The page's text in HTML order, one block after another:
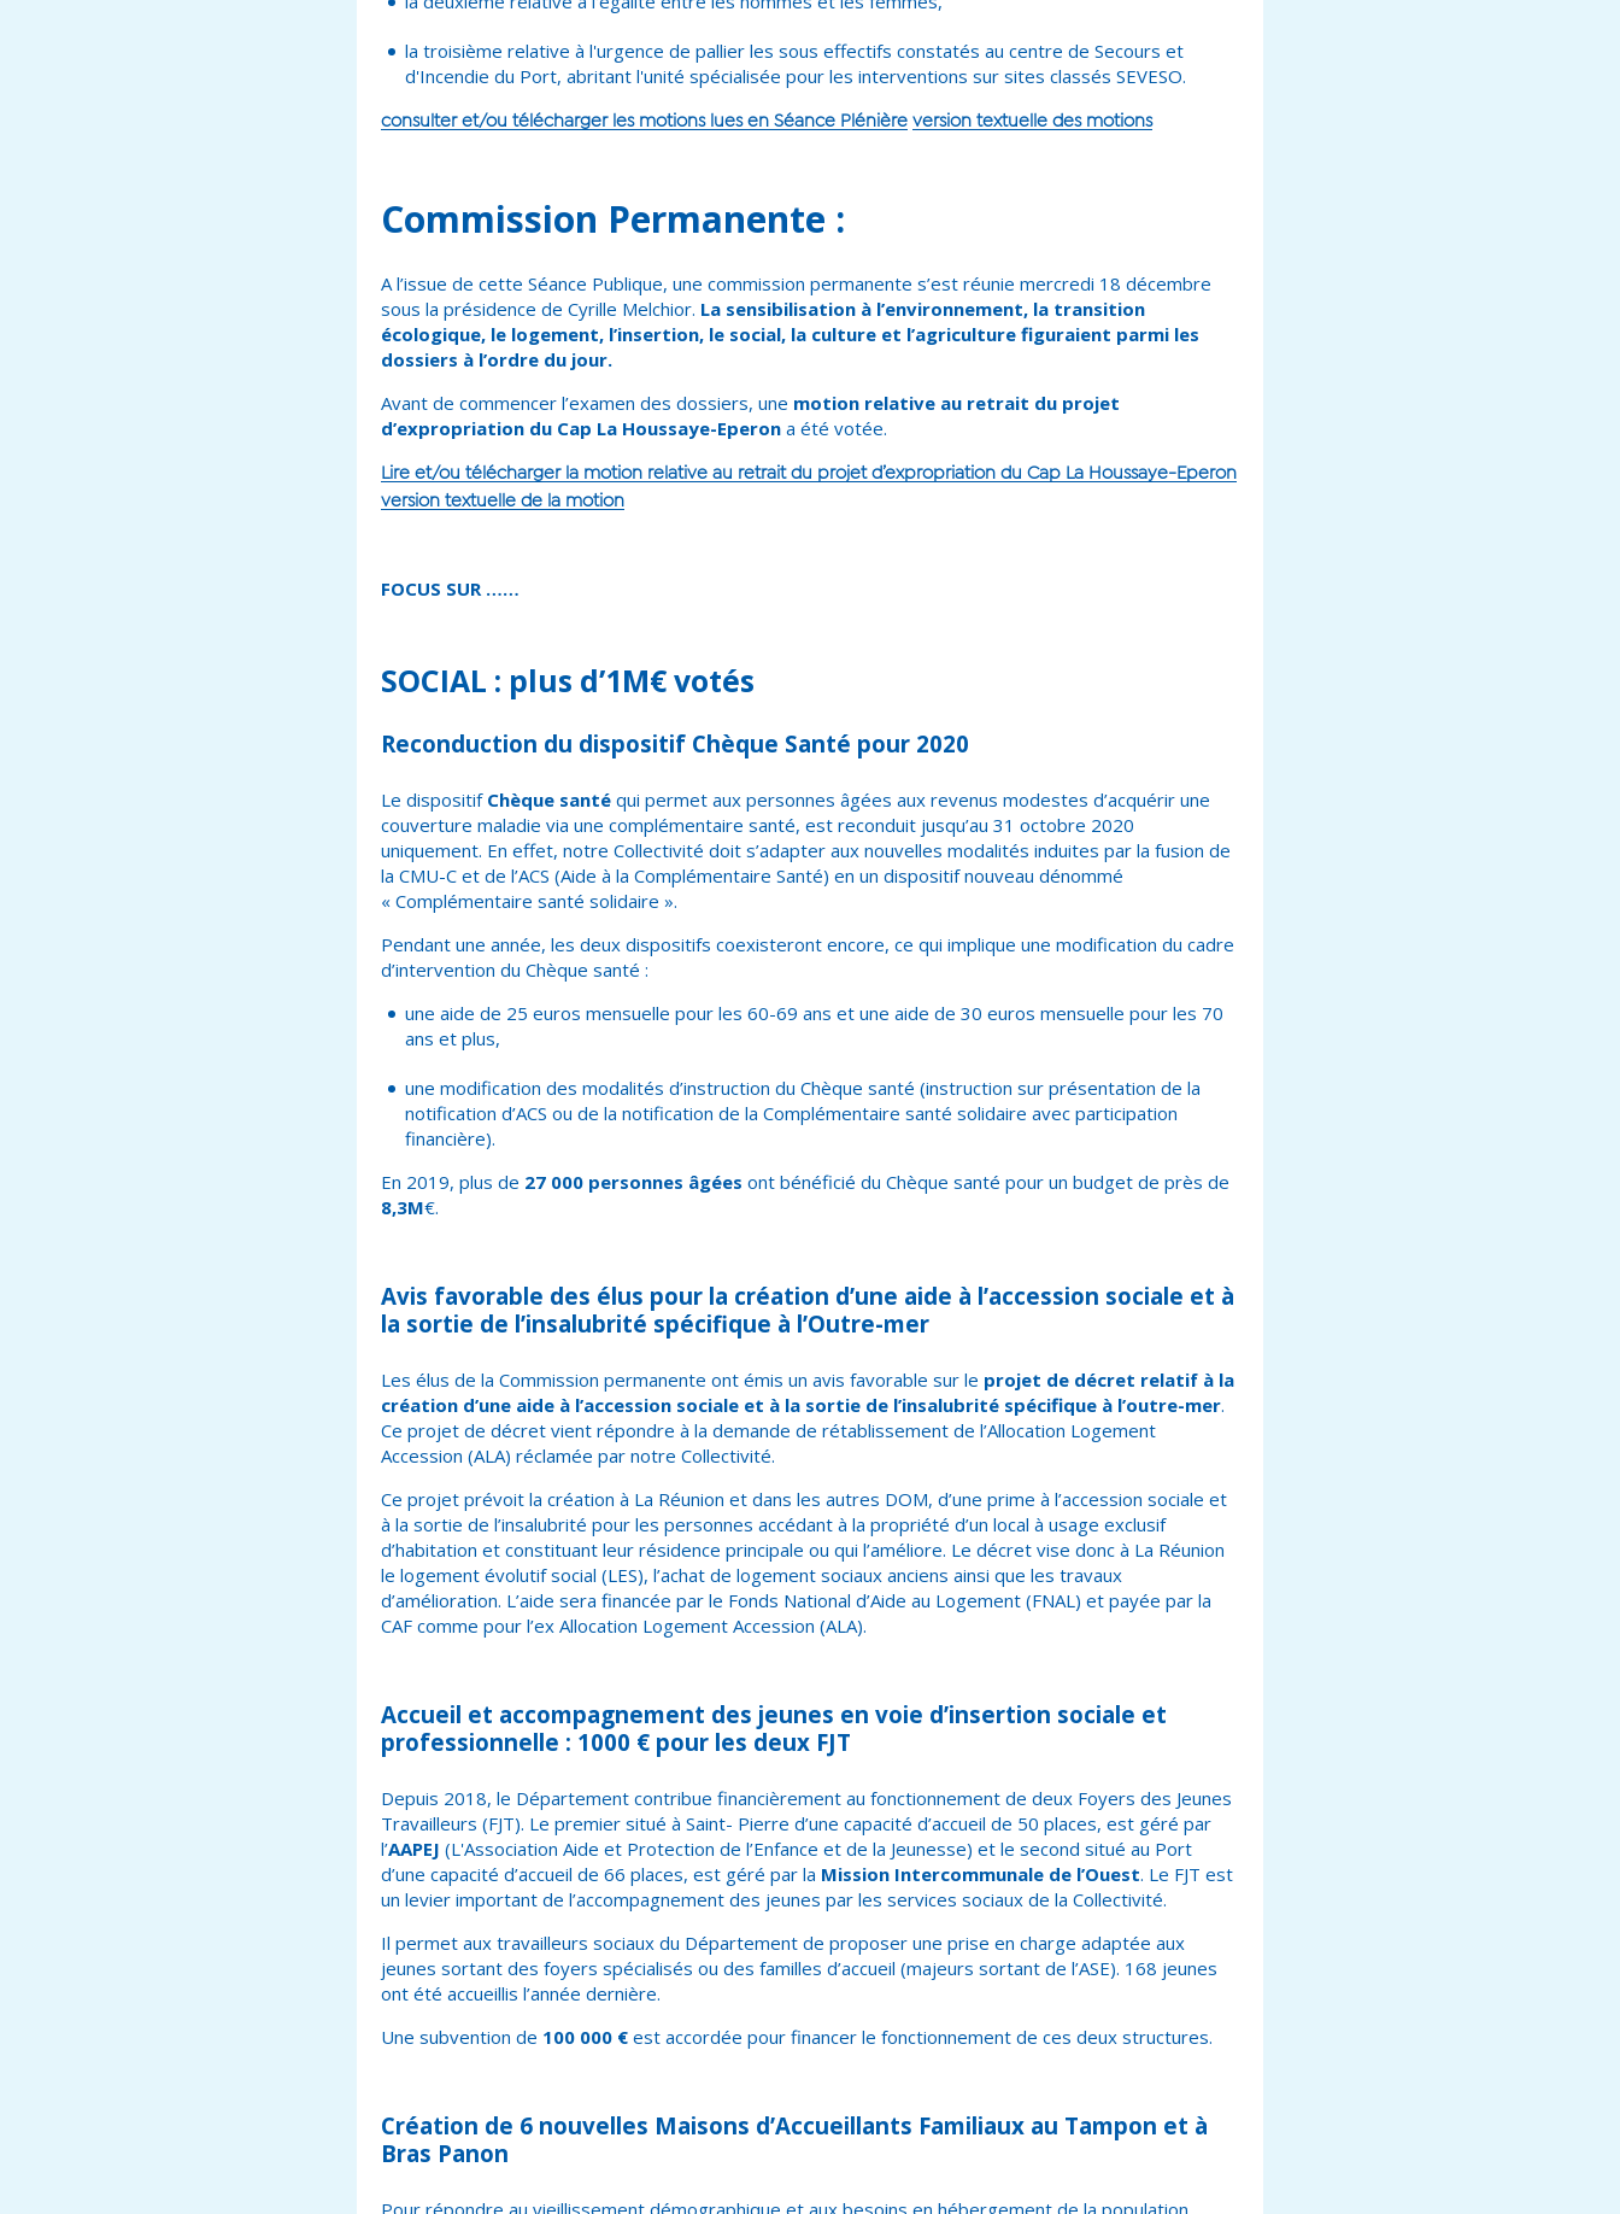
la troisième relative à l'urgence de pallier les sous effectifs constatés au centre de Secours et
d'Incendie du Port, abritant l'unité spécialisée pour les interventions sur sites classés SEVESO.
consulter et/ou télécharger les motions lues en Séance Plénière version textuelle des motions
Commission Permanente :
A l’issue de cette Séance Publique, une commission permanente s’est réunie mercredi 18 décembre
sous la présidence de Cyrille Melchior. La sensibilisation à l’environnement, la transition
écologique, le logement, l’insertion, le social, la culture et l’agriculture figuraient parmi les
dossiers à l’ordre du jour.
Avantde commencer l’examen des dossiers, une motion relative au retrait du projet
d’expropriation du Cap La Houssaye-Eperon a été votée.
Lire et/ou télécharger la motion relative au retrait du projet d’expropriation du Cap La Houssaye-Eperon
version textuelle de la motion
FOCUS SUR ……
SOCIAL : plus d’1M€ votés
Reconduction du dispositif Chèque Santé pour 2020
Le dispositif Chèque santéqui permet aux personnes âgées aux revenus modestes d’acquérir une
couverture maladie via une complémentaire santé, est reconduit jusqu’au 31 octobre 2020
uniquement. En effet, notre Collectivité doit s’adapter aux nouvelles modalités induites par la fusion de
la CMU-C et de l’ACS (Aide à la Complémentaire Santé) en un dispositif nouveau dénommé
« Complémentaire santé solidaire ».
Pendant une année, les deux dispositifs coexisteront encore, ce qui implique une modification du cadre
d’intervention du Chèque santé :
une aide de 25 euros mensuelle pour les 60-69 ans et une aide de 30 euros mensuelle pour les 70
ans et plus,
une modification des modalités d’instruction du Chèque santé (instruction sur présentation de la
notification d’ACS ou de la notification de la Complémentaire santé solidaire avec participation
financière).
En 2019, plus de 27 000 personnes âgées ont bénéficié du Chèque santé pour un budget de près de
8,3M€.
Avis favorable des élus pour la création d’une aide à l’accession sociale et à
la sortie de l’insalubrité spécifique à l’Outre-mer
Les élus de la Commission permanente ont émis un avis favorable sur le projet de décret relatif à la
création d’une aide à l’accession sociale et à la sortie de l’insalubrité spécifique à l’outre-mer.
Ce projet de décret vient répondre à la demande de rétablissement de l’Allocation Logement
Accession (ALA) réclamée par notre Collectivité.
Ce projet prévoit la création à La Réunion et dans les autres DOM, d’une prime à l’accession sociale et
à la sortie de l’insalubrité pour les personnes accédant à la propriété d’un local à usage exclusif
d’habitation et constituant leur résidence principale ou qui l’améliore. Le décret vise donc à La Réunion
le logement évolutif social (LES), l’achat de logement sociaux anciens ainsi que les travaux
d’amélioration. L’aide sera financée par le Fonds National d’Aide au Logement (FNAL) et payée par la
CAF comme pour l’ex Allocation Logement Accession (ALA).
Accueil et accompagnement des jeunes en voie d’insertion sociale et
professionnelle : 1000 € pour les deux FJT
Depuis 2018, le Département contribue financièrement au fonctionnement de deux Foyers des Jeunes
Travailleurs (FJT). Le premier situé à Saint- Pierre d’une capacité d’accueil de 50 places, est géré par
l’AAPEJ (L'Association Aide et Protection de l’Enfance et de la Jeunesse) et le second situé au Port
d’une capacité d’accueil de 66 places, est géré par la Mission Intercommunale de l’Ouest. Le FJT est
un levier important de l’accompagnement des jeunes par les services sociaux de la Collectivité.
Il permet aux travailleurs sociaux du Département de proposer une prise en charge adaptée aux
jeunes sortant des foyers spécialisés ou des familles d’accueil (majeurs sortant de l’ASE). 168 jeunes
ont été accueillis l’année dernière.
Une subvention de 100 000 €est accordée pour financer le fonctionnement de ces deux structures.
Création de 6 nouvelles Maisons d’Accueillants Familiaux au Tampon et à
Bras Panon